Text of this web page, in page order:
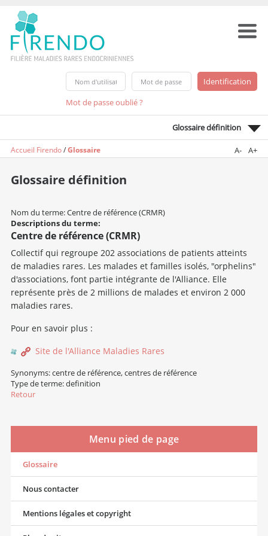
Mot de passe oublié ?
Glossaire définition
Accueil Firendo/Glossaire A- A+
Glossaire définition
Nom du terme: Centre de référence (CRMR)
Descriptions du terme:
Centre de référence (CRMR)
Collectif qui regroupe 202 associations de patients atteints
de maladies rares. Les malades et familles isolés, "orphelins"
d'associations, font partie intégrante de l'Alliance. Elle
représente près de 2 millions de malades et environ 2 000
maladies rares.
Pour en savoir plus :
Site de l'Alliance Maladies Rares
Synonyms: centre de référence, centres de référence
Type de terme: definition
Retour
Menu pied de page
Glossaire
Nous contacter
Mentions légales et copyright